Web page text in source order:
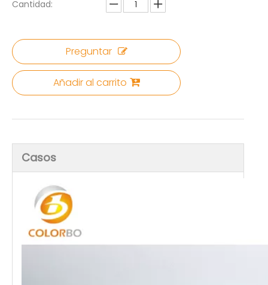
Cantidad:
Preguntar
Añadir al carrito
Casos